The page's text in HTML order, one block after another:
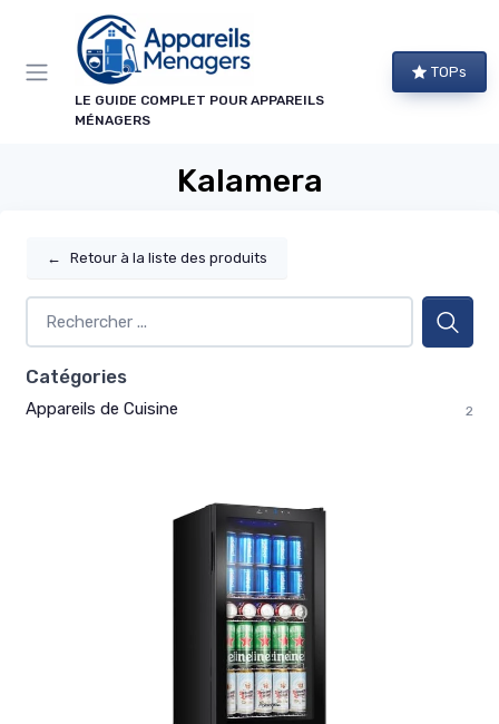
LE GUIDE COMPLET POUR APPAREILS
MÉNAGERS
TOPs
Kalamera
← Retour à la liste des produits
Catégories
Appareils de Cuisine 2
Panneau de gestion des cookies